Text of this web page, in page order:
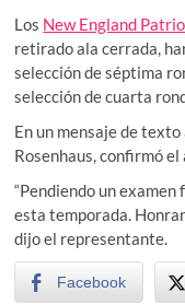
Los New England
retirado ala cerrada,
selección de séptima
selección de cuarta
En un mensaje de
Rosenhaus, confirmó el
“Pendiendo un examen
esta temporada.
dijo el representante.
Facebook